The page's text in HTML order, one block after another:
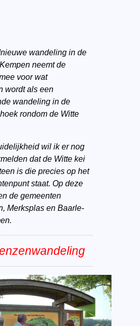
wandeling in de
neemt de
voor wat
wordt als een
wandeling in de
rondom de Witte
wil ik er nog
dat de Witte kei
is die precies op het
staat. Op deze
de gemeenten
Merksplas en Baarle-